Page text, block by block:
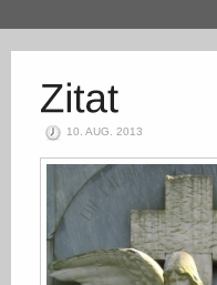
10. AUG. 2013